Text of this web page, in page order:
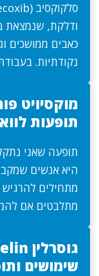
ודלקת, שנמצאת
כאבים ממושכים
נקודתיות.
מוקסיויט
תופעות
תופעה שאני
היא אנשים
מתחילים להרגיש
מתלבטים אם
שימושים